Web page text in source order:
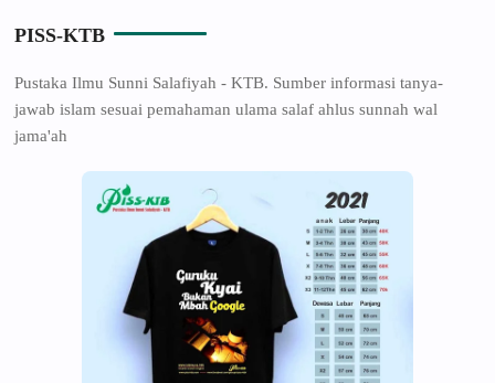
PISS-KTB
Pustaka Ilmu Sunni Salafiyah - KTB. Sumber informasi tanya-
jawab islam sesuai pemahaman ulama salaf ahlus sunnah wal
jama'ah